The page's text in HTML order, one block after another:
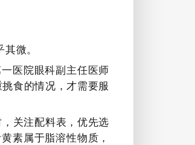
微。
医院眼科副主任医师
食的情况，才需要服
关注配料表，优先选
素属于脂溶性物质，